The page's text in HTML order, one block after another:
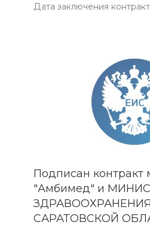
Дата заключения
Подписан
"Амбимед" и
ЗДРАВООХРАНЕНИЯ
САРАТОВСКОЙ